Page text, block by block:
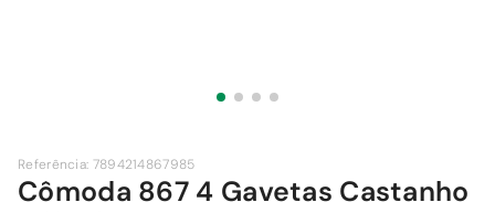
Referência: 7894214867985
Cômoda 867 4 Gavetas Castanho